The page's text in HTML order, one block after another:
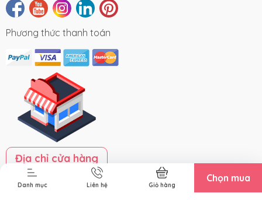
Danh mục Liên hệ Giỏ hàng
Chọn mua
Phương thức thanh toán
Địa chỉ cửa hàng